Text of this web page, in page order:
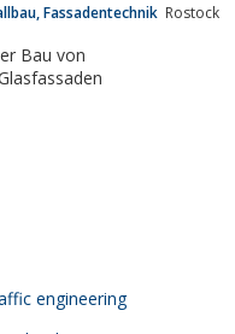
den vergangenen
Fassadentechnik Rostock
Stahl- und Glasfassaden
engineering